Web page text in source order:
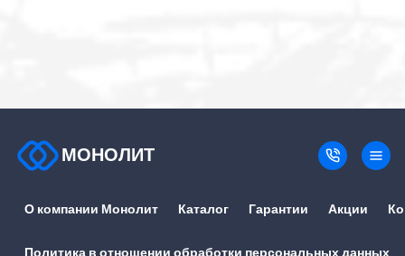
МОНОЛИТ
О компании Монолит Каталог Гарантии Акции
Политика в отношении обработки персональных данных